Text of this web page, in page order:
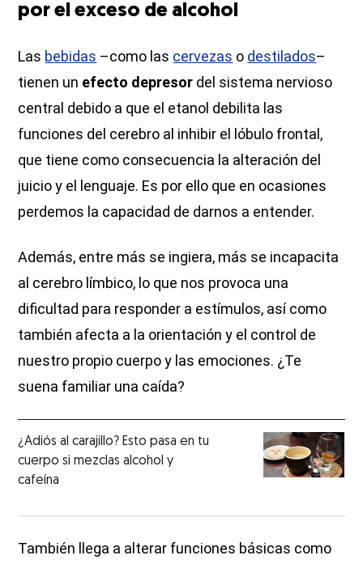
por el exceso de alcohol
Las bebidas –como las cervezas o destilados–
tienen un efecto depresor del sistema nervioso
central debido a que el etanol debilita las
funciones del cerebro al inhibir el lóbulo frontal,
que tiene como consecuencia la alteración del
juicio y el lenguaje. Es por ello que en ocasiones
perdemos la capacidad de darnos a entender.
Además, entre más se ingiera, más se incapacita
al cerebro límbico, lo que nos provoca una
dificultad para responder a estímulos, así como
también afecta a la orientación y el control de
nuestro propio cuerpo y las emociones. ¿Te
suena familiar una caída?
¿Adiós al carajillo? Esto pasa en tu
cuerpo si mezclas alcohol y
cafeína
También llega a alterar funciones básicas como